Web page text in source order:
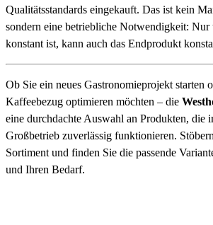
Qualitätsstandards eingekauft. Das ist kein
sondern eine betriebliche Notwendigkeit:
konstant ist, kann auch das Endprodukt
Ob Sie ein neues Gastronomieprojekt starten
Kaffeebezug optimieren möchten – die
eine durchdachte Auswahl an Produkten, die
Großbetrieb zuverlässig funktionieren.
Sortiment und finden Sie die passende
und Ihren Bedarf.